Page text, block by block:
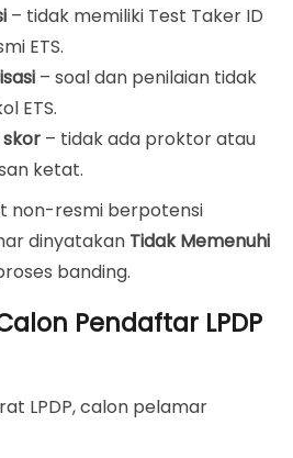
– tidak memiliki Test Taker ID
ETS.
– soal dan penilaian tidak
ETS.
skor – tidak ada proktor atau
ketat.
non-resmi berpotensi
dinyatakan Tidak Memenuhi
banding.
Pendaftar LPDP
LPDP, calon pelamar